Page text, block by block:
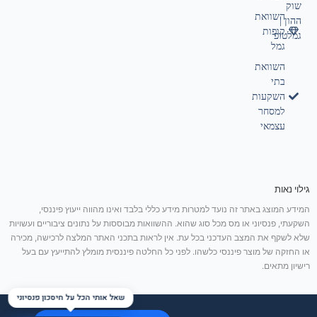
השוואת
קופות
גמל
השוואת
בתי
השקעות
למסחר
עצמאי
שוק
ההון |
גמלטופ
גילוי נאות
המידע המוצג באתר זה נועד למטרות מידע כללי בלבד ואינו מהווה ייעוץ פיננסי,
השקעתי, פנסיוני או מס מכל סוג שהוא. ההשוואות מבוססות על נתונים ציבוריים ועשויות
שלא לשקף את המצב העדכני בכל עת. אין לראות בתכני האתר המלצה לרכישה, מכירה
או החזקה של מוצר פיננסי כלשהו. לפני כל החלטה פיננסית מומלץ להתייעץ עם בעל
רישיון מתאים.
שאל אותי הכל על חיסכון פנסיוני